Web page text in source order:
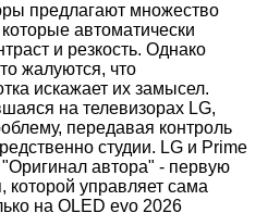
предлагают множество
автоматически
и резкость. Однако
жалуются, что
искажает их замысел.
на телевизорах LG,
передавая контроль
студии. LG и Prime
автора" - первую
которой управляет сама
на OLED evo 2026